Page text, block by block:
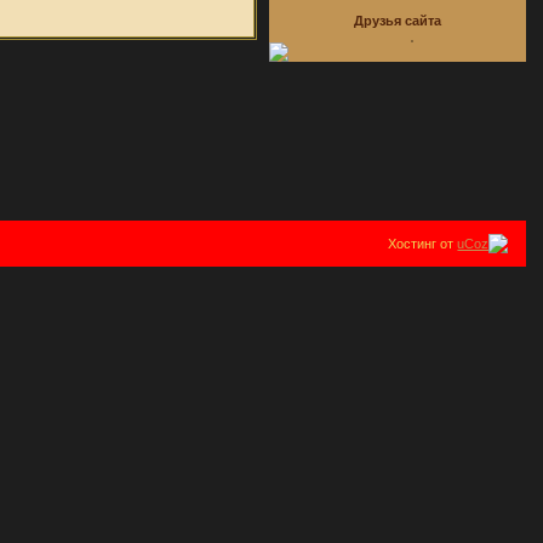
Друзья сайта
Хостинг отuCoz